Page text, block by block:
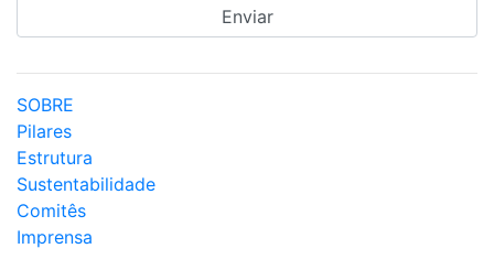
SOBRE
Pilares
Estrutura
Sustentabilidade
Comitês
Imprensa